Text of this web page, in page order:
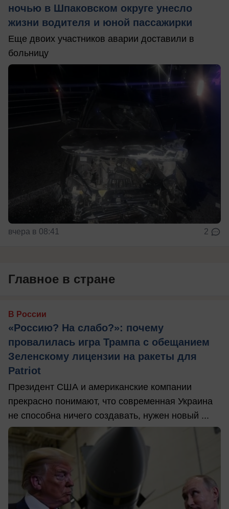
ночью в Шпаковском округе унесло
жизни водителя и юной пассажирки
Еще двоих участников аварии доставили в
больницу
вчера в 08:41 2
Главное в стране
В России
«Россию? На слабо?»: почему
провалилась игра Трампа с обещанием
Зеленскому лицензии на ракеты для
Patriot
Президент США и американские компании
прекрасно понимают, что современная Украина
не способна ничего создавать, нужен новый ...